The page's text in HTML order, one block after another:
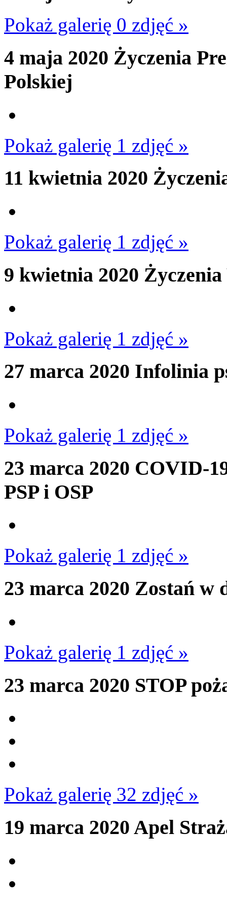
Pokaż galerię 0 zdjęć »
4 maja 2020 Życzenia
Polskiej
Pokaż galerię 1 zdjęć »
11 kwietnia 2020
Pokaż galerię 1 zdjęć »
9 kwietnia 2020
Pokaż galerię 1 zdjęć »
27 marca 2020 Infolinia
Pokaż galerię 1 zdjęć »
23 marca 2020 COVID-
PSP i OSP
Pokaż galerię 1 zdjęć »
23 marca 2020 Zostań w
Pokaż galerię 1 zdjęć »
23 marca 2020 STOP
Pokaż galerię 32 zdjęć »
19 marca 2020 Apel